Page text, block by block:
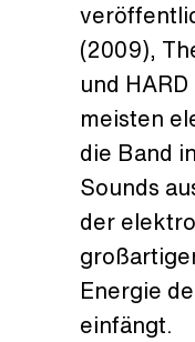
(2009),
und
meisten
die Band
Sounds
der
Energie
einfängt.